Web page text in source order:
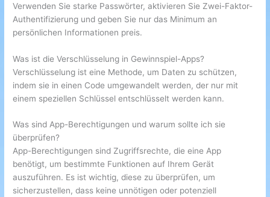
Verwenden Sie starke Passwörter, aktivieren Sie Zwei-Faktor-
Authentifizierung und geben Sie nur das Minimum an
persönlichen Informationen preis.
Was ist die Verschlüsselung in Gewinnspiel-Apps?
Verschlüsselung ist eine Methode, um Daten zu schützen,
indem sie in einen Code umgewandelt werden, der nur mit
einem speziellen Schlüssel entschlüsselt werden kann.
Was sind App-Berechtigungen und warum sollte ich sie
überprüfen?
App-Berechtigungen sind Zugriffsrechte, die eine App
benötigt, um bestimmte Funktionen auf Ihrem Gerät
auszuführen. Es ist wichtig, diese zu überprüfen, um
sicherzustellen, dass keine unnötigen oder potenziell